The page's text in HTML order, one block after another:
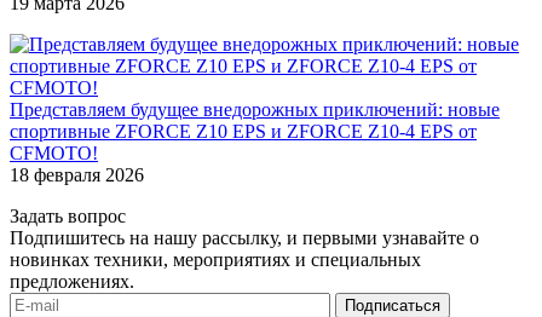
Представляем будущее внедорожных приключений: новые
спортивные ZFORCE Z10 EPS и ZFORCE Z10-4 EPS от
CFMOTO!
18 февраля 2026
Задать вопрос
Подпишитесь на нашу рассылку, и первыми узнавайте о
новинках техники, мероприятиях и специальных
предложениях.